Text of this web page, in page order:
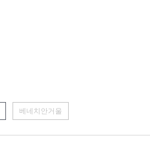
베네치안거울